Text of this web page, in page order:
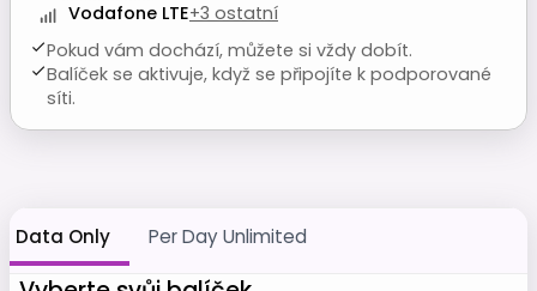
Vodafone LTE+3 ostatní
Pokud vám dochází, můžete si vždy dobít.
Balíček se aktivuje, když se připojíte k podporované
síti.
Data Only Per Day Unlimited